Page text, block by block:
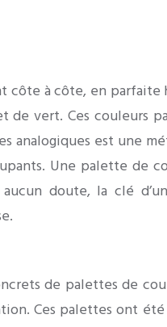
côte à côte, en
vert. Ces couleurs
est une
Une palette de
doute, la clé
de palettes de
Ces palettes ont